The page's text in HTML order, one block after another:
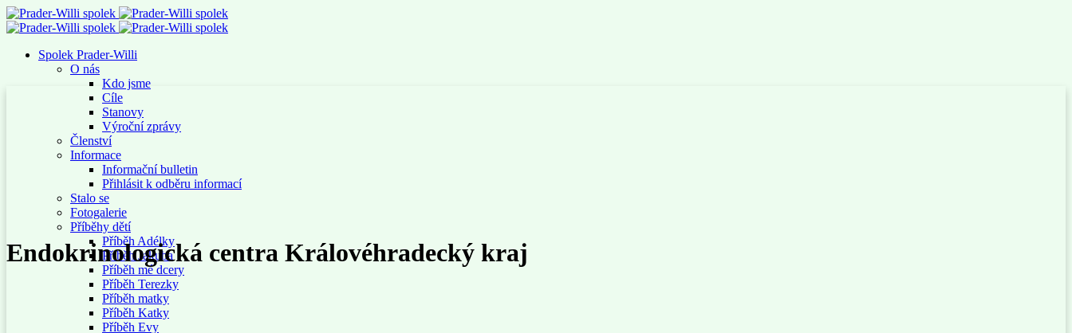
Spolek Prader-Willi
O nás
Kdo jsme
Cíle
Stanovy
Výroční zprávy
Členství
Informace
Informační bulletin
Přihlásit k odběru informací
Stalo se
Fotogalerie
Příběhy dětí
Příběh Adélky
Příběh Jakuba
Příběh mé dcery
Příběh Terezky
Příběh matky
Příběh Katky
Příběh Evy
Endokrinologická centra Královéhradecký kraj